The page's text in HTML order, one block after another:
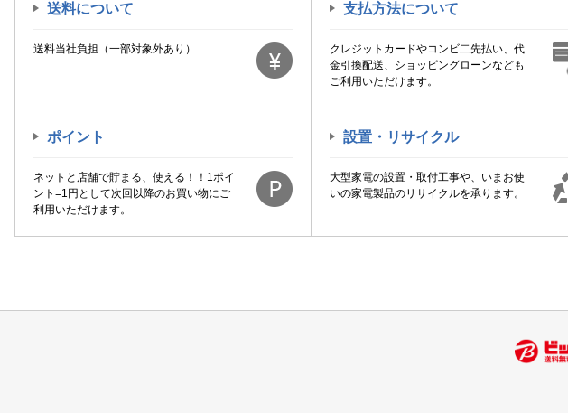
送料について
送料当社負担（一部対象外あり）
支払方法について
クレジットカードやコンビ二先払い、代
金引換配送、ショッピングローンなども
ご利用いただけます。
ポイント
ネットと店舗で貯まる、使える！！1ポイ
ント=1円として次回以降のお買い物にご
利用いただけます。
設置・リサイクル
大型家電の設置・取付工事や、いまお使
いの家電製品のリサイクルを承ります。